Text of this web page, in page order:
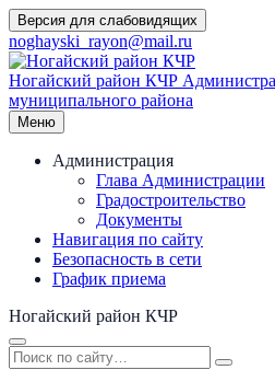
Перейти
к
содержимому
Версия для слабовидящих
noghayski_rayon@mail.ru
Ногайский район КЧР
муниципального района
Меню
Администрация
Глава Администрации
Градостроительство
Документы
Навигация по сайту
Безопасность в сети
График приема
Ногайский район КЧР